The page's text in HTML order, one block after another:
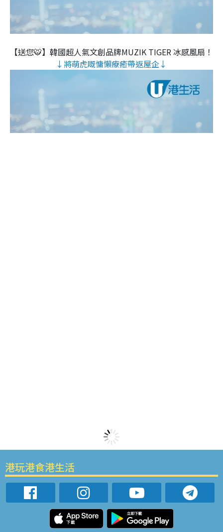
【送您🐯】韓國超人氣文創品牌MUZIK TIGER 冰感風扇！
↓將萌虎嘅慵懶療癒帶返屋企↓
港玩港食港生活